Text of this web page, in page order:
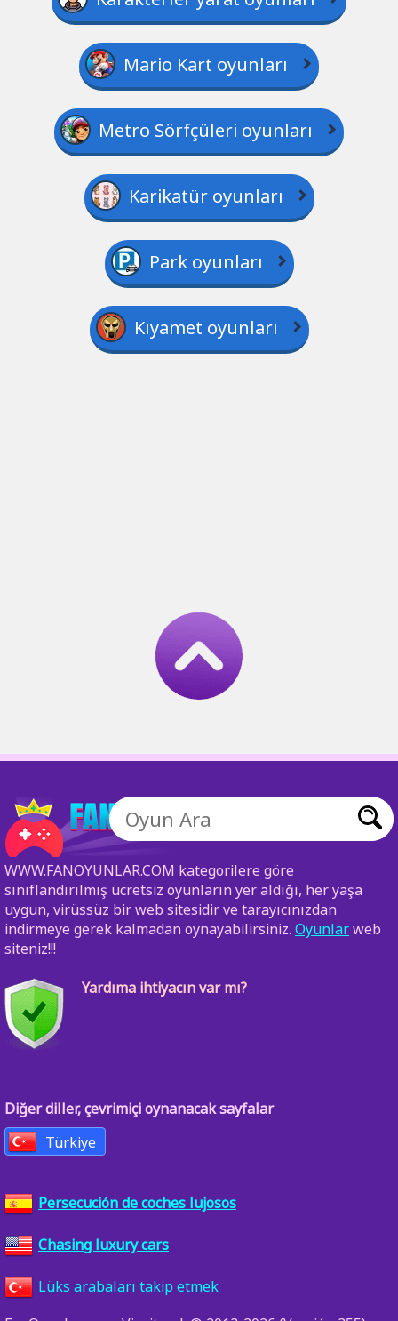
Mario Kart oyunları
Metro Sörfçüleri oyunları
Karikatür oyunları
Park oyunları
Kıyamet oyunları
WWW.FANOYUNLAR.COM kategorilere göre
sınıflandırılmış ücretsiz oyunların yer aldığı, her yaşa
uygun, virüssüz bir web sitesidir ve tarayıcınızdan
indirmeye gerek kalmadan oynayabilirsiniz. Oyunlarweb
siteniz!!!
Yardıma ihtiyacın var mı?
Diğer diller, çevrimiçi oynanacak sayfalar
Türkiye
Persecución de coches lujosos
Chasing luxury cars
Lüks arabaları takip etmek